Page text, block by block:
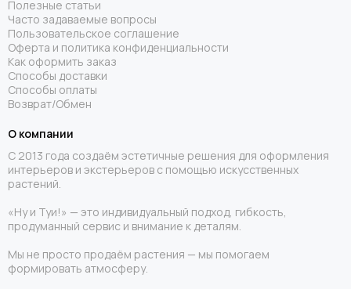
Полезные статьи
Часто задаваемые вопросы
Пользовательское соглашение
Оферта и политика конфиденциальности
Как оформить заказ
Способы доставки
Способы оплаты
Возврат/Обмен
О компании
С 2013 года создаём эстетичные решения для оформления
интерьеров и экстерьеров с помощью искусственных
растений.
«Ну и Туи!» — это индивидуальный подход, гибкость,
продуманный сервис и внимание к деталям.
Мы не просто продаём растения — мы помогаем
формировать атмосферу.